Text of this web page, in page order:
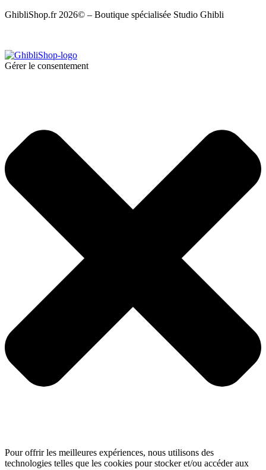
GhibliShop.fr 2026© – Boutique spécialisée Studio Ghibli
Gérer le consentement
Pour offrir les meilleures expériences, nous utilisons des
technologies telles que les cookies pour stocker et/ou accéder aux